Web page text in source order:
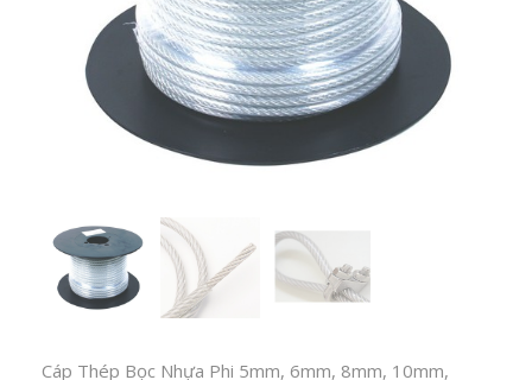
Cáp Thép Bọc Nhựa Phi 5mm, 6mm, 8mm, 10mm,